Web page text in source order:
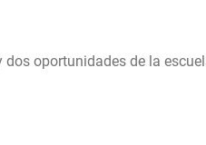
oportunidades de la